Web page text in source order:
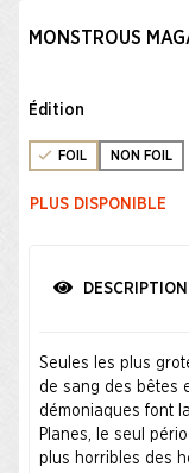
MONSTROUS
Édition
FOIL NON FOIL
PLUS DISPONIBLE
DESCRIPTION
Seules les plus
de sang des bêtes
démoniaques font
Planes, le seul
plus horribles des